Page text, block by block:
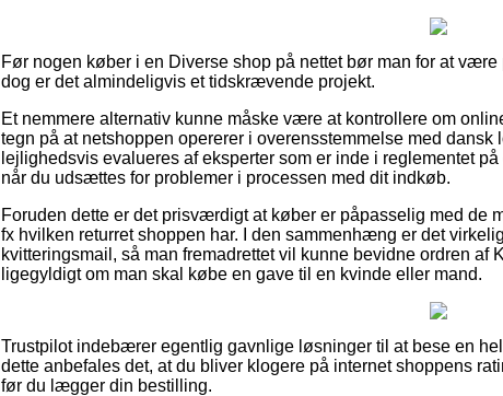
Før nogen køber i en Diverse shop på nettet bør man for at
dog er det almindeligvis et tidskrævende projekt.
Et nemmere alternativ kunne måske være at kontrollere om
tegn på at netshoppen opererer i overensstemmelse med
lejlighedsvis evalueres af eksperter som er inde i reglementet
når du udsættes for problemer i processen med dit indkøb.
Foruden dette er det prisværdigt at køber er påpasselig med de
fx hvilken returret shoppen har. I den sammenhæng er det
kvitteringsmail, så man fremadrettet vil kunne bevidne ordren af
ligegyldigt om man skal købe en gave til en kvinde eller mand.
Trustpilot indebærer egentlig gavnlige løsninger til at bese en
dette anbefales det, at du bliver klogere på internet shoppens
før du lægger din bestilling.